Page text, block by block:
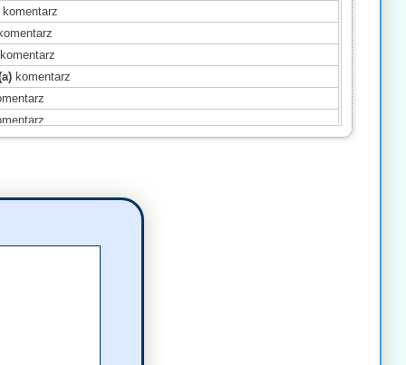
komentarz
komentarz
komentarz